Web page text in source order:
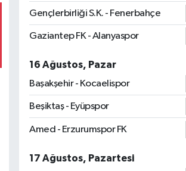
Gençlerbirliği S.K. - Fenerbahçe
Gaziantep FK - Alanyaspor
16 Ağustos, Pazar
Başakşehir - Kocaelispor
Beşiktaş - Eyüpspor
Amed - Erzurumspor FK
17 Ağustos, Pazartesi